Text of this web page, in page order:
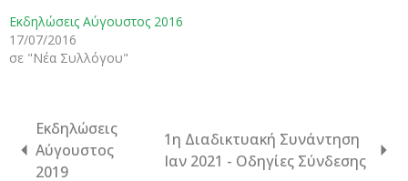
Εκδηλώσεις Αύγουστος 2016
17/07/2016
σε "Νέα Συλλόγου"
Εκδηλώσεις
Αύγουστος
2019
1η Διαδικτυακή Συνάντηση
Ιαν 2021 - Οδηγίες Σύνδεσης